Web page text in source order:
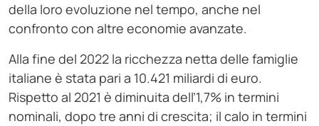
della loro evoluzione nel tempo, anche nel
confronto con altre economie avanzate.
Alla fine del 2022 la ricchezza netta delle famiglie
italiane è stata pari a 10.421 miliardi di euro.
Rispetto al 2021 è diminuita dell’1,7% in termini
nominali, dopo tre anni di crescita; il calo in termini